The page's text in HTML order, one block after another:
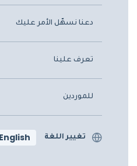
دعنا نسهّل الأمر عليك
تعرف علينا
للموردين
تغيير اللغة English